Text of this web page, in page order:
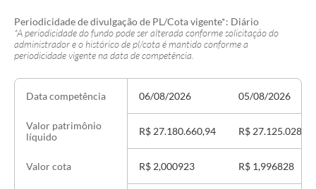
Periodicidade de divulgação de PL/Cota vigente*: Diário
*A periodicidade do fundo pode ser alterada conforme solicitação do
administrador e o histórico de pl/cota é mantido conforme a
periodicidade vigente na data de competência.
Data competência
Valor patrimônio
líquido
Valor cota
06/08/2026
R$ 27.180.660,94
R$ 2,000923
05/08/2026
R$ 27.125.028,61
R$ 1,996828